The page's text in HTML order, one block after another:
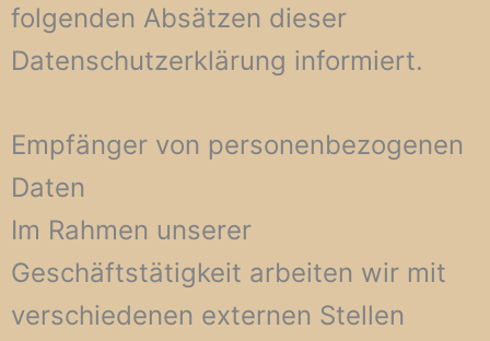
folgenden Absätzen dieser
Datenschutzerklärung informiert.
Empfänger von personenbezogenen
Daten
Im Rahmen unserer
Geschäftstätigkeit arbeiten wir mit
verschiedenen externen Stellen